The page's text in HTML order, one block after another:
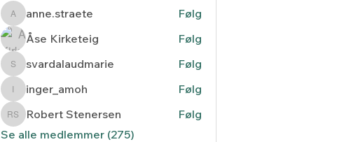
anne.straete
anne.straete
Følg
Åse Kirketeig
Følg
svardalaudmarie
svardalaudmarie Følg
inger_amoh
inger_amoh Følg
Robert Stenersen
Robert Stenersen
Følg
Se alle medlemmer (275)